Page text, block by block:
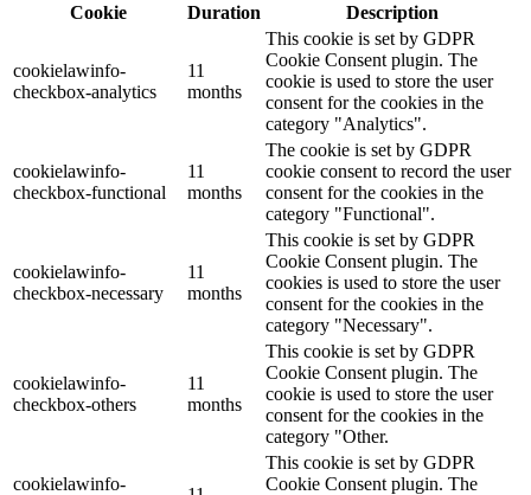
Cookie
Duration Description
cookielawinfo-
checkbox-analytics
11
months
This cookie is set by GDPR
Cookie Consent plugin. The
cookie is used to store the user
consent for the cookies in the
category "Analytics".
cookielawinfo-
checkbox-functional
11
months
The cookie is set by GDPR
cookie consent to record the user
consent for the cookies in the
category "Functional".
cookielawinfo-
checkbox-necessary
11
months
This cookie is set by GDPR
Cookie Consent plugin. The
cookies is used to store the user
consent for the cookies in the
category "Necessary".
cookielawinfo-
checkbox-others
11
months
This cookie is set by GDPR
Cookie Consent plugin. The
cookie is used to store the user
consent for the cookies in the
category "Other.
cookielawinfo-
This cookie is set by GDPR
Cookie Consent plugin. The